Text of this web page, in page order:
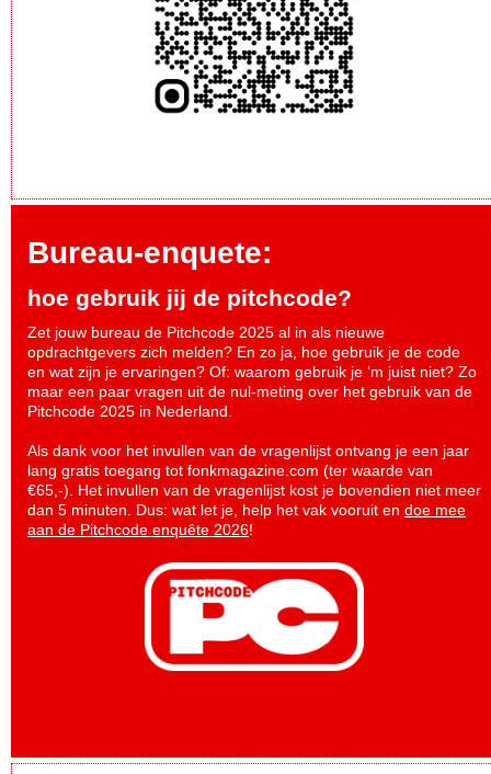
Bureau-enquete:
hoe gebruik jij de pitchcode?
Zet jouw bureau de Pitchcode 2025 al in als nieuwe
opdrachtgevers zich melden? En zo ja, hoe gebruik je de code
en wat zijn je ervaringen? Of: waarom gebruik je ‘m juist niet? Zo
maar een paar vragen uit de nul-meting over het gebruik van de
Pitchcode 2025 in Nederland.
Als dank voor het invullen van de vragenlijst ontvang je een jaar
lang gratis toegang tot fonkmagazine.com (ter waarde van
€65,-). Het invullen van de vragenlijst kost je bovendien niet meer
dan 5 minuten. Dus: wat let je, help het vak vooruit en doe mee
aan de Pitchcode enquête 2026!